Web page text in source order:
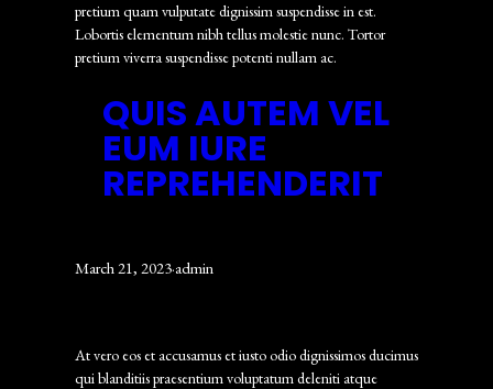
pretium quam vulputate dignissim suspendisse in est.
Lobortis elementum nibh tellus molestie nunc. Tortor
pretium viverra suspendisse potenti nullam ac.
QUIS AUTEM VEL
EUM IURE
REPREHENDERIT
March 21, 2023·admin
At vero eos et accusamus et iusto odio dignissimos ducimus
qui blanditiis praesentium voluptatum deleniti atque